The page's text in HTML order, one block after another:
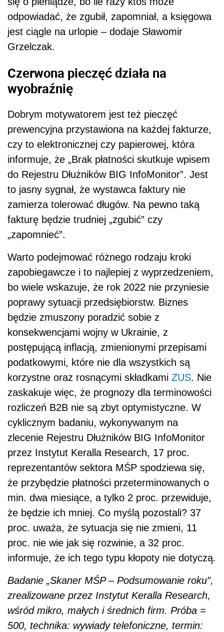
odpowiadać, że zgubił, zapomniał, a księgowa
jest ciągle na urlopie – dodaje Sławomir
Grzelczak.
Czerwona pieczęć działa na
wyobraźnię
Dobrym motywatorem jest też pieczęć
prewencyjna przystawiona na każdej fakturze,
czy to elektronicznej czy papierowej, która
informuje, że „Brak płatności skutkuje wpisem
do Rejestru Dłużników BIG InfoMonitor”. Jest
to jasny sygnał, że wystawca faktury nie
zamierza tolerować długów. Na pewno taką
fakturę będzie trudniej „zgubić” czy
„zapomnieć”.
Warto podejmować różnego rodzaju kroki
zapobiegawcze i to najlepiej z wyprzedzeniem,
bo wiele wskazuje, że rok 2022 nie przyniesie
poprawy sytuacji przedsiębiorstw. Biznes
będzie zmuszony poradzić sobie z
konsekwencjami wojny w Ukrainie, z
postępującą inflacją, zmienionymi przepisami
podatkowymi, które nie dla wszystkich są
korzystne oraz rosnącymi składkami ZUS. Nie
zaskakuje więc, że prognozy dla terminowości
rozliczeń B2B nie są zbyt optymistyczne. W
cyklicznym badaniu, wykonywanym na
zlecenie Rejestru Dłużników BIG InfoMonitor
przez Instytut Keralla Research, 17 proc.
reprezentantów sektora MŚP spodziewa się,
że przybędzie płatności przeterminowanych o
min. dwa miesiące, a tylko 2 proc. przewiduje,
że będzie ich mniej. Co myślą pozostali? 37
proc. uważa, że sytuacja się nie zmieni, 11
proc. nie wie jak się rozwinie, a 32 proc.
informuje, że ich tego typu kłopoty nie dotyczą.
Badanie „Skaner MŚP – Podsumowanie roku”,
zrealizowane przez Instytut Keralla Research,
wśród mikro, małych i średnich firm. Próba =
500, technika: wywiady telefoniczne, termin: